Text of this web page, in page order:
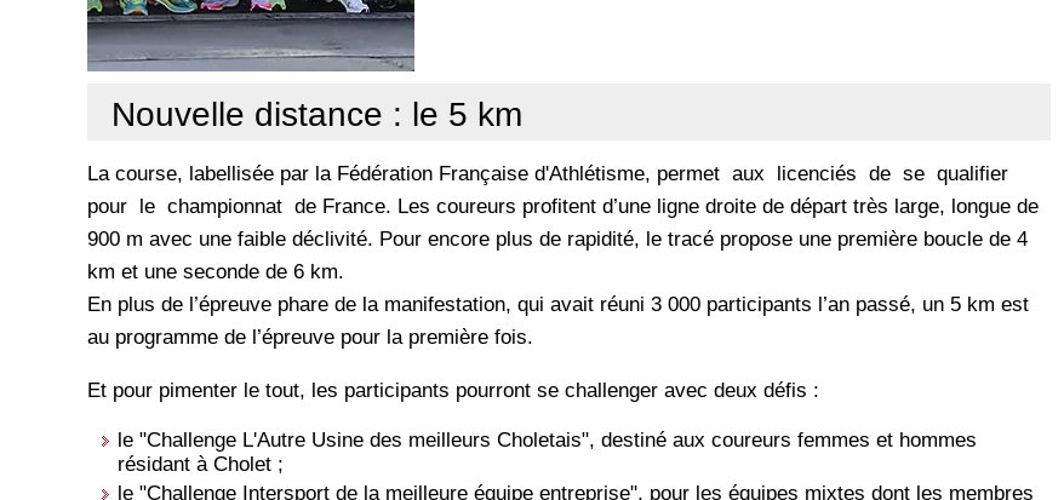
Nouvelle distance : le 5 km
La course, labellisée par la Fédération Française d'Athlétisme, permet aux licenciés de se qualifier
pour le championnat de France. Les coureurs profitent d’une ligne droite de départ très large, longue de
900 m avec une faible déclivité. Pour encore plus de rapidité, le tracé propose une première boucle de 4
km et une seconde de 6 km.
En plus de l’épreuve phare de la manifestation, qui avait réuni 3 000 participants l’an passé, un 5 km est
au programme de l’épreuve pour la première fois.
Et pour pimenter le tout, les participants pourront se challenger avec deux défis :
le "Challenge L'Autre Usine des meilleurs Choletais", destiné aux coureurs femmes et hommes
résidant à Cholet ;
le "Challenge Intersport de la meilleure équipe entreprise", pour les équipes mixtes dont les membres